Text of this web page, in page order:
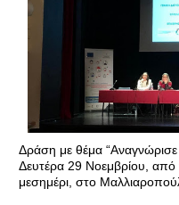
Δράση με θέμα
Δευτέρα 29 Νοεμβρίου, από
μεσημέρι, στο